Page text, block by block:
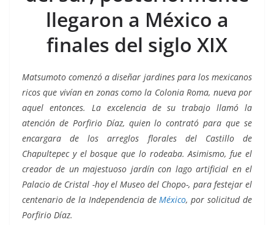
k
llegaron a México a
finales del siglo XIX
Matsumoto comenzó a diseñar jardines para los mexicanos
ricos que vivían en zonas como la Colonia Roma, nueva por
aquel entonces. La excelencia de su trabajo llamó la
atención de Porfirio Díaz, quien lo contrató para que se
encargara de los arreglos florales del Castillo de
Chapultepec y el bosque que lo rodeaba. Asimismo, fue el
creador de un majestuoso jardín con lago artificial en el
Palacio de Cristal -hoy el Museo del Chopo-, para festejar el
centenario de la Independencia deMéxico, por solicitud de
Porfirio Díaz.